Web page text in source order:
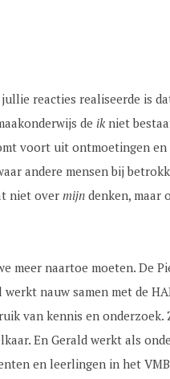
reacties realiseerde is
de ikniet
voort uit ontmoetingen en
andere mensen bij
niet over mijndenken, maar
meer naartoe moeten. De
nauw samen met de
van kennis en onderzoek.
En Gerald werkt als
en leerlingen in het